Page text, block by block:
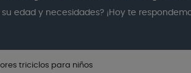
edad y necesidades? ¡Hoy te
triciclos para niños